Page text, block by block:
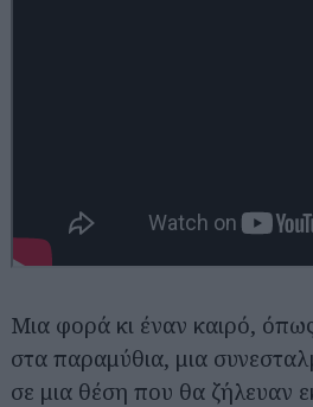
Μια φορά κι έναν καιρό,
στα παραμύθια, μια
σε μια θέση που θα ζήλευαν